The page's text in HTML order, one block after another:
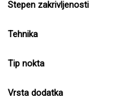
Stepen zakrivljenosti
Tehnika
Tip nokta
Vrsta dodatka